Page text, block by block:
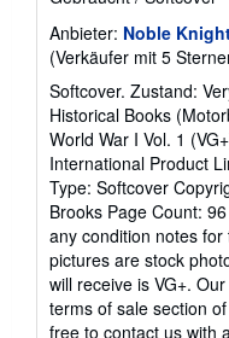
Anbieter: Noble
(Verkäufer mit 5
Softcover. Zustand:
Historical Books
World War I Vol. 1
International Product
Type: Softcover
Brooks Page Count:
any condition notes
pictures are stock
will receive is VG+.
terms of sale section
free to contact us with